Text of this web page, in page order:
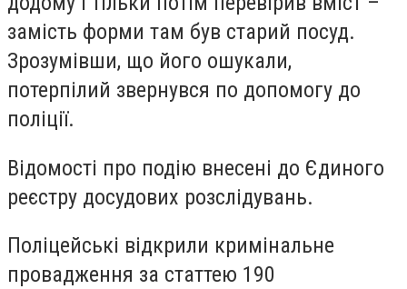
замість форми там був старий посуд.
Зрозумівши, що його ошукали,
потерпілий звернувся по допомогу до
поліції.
Відомості про подію внесені до Єдиного
реєстру досудових розслідувань.
Поліцейські відкрили кримінальне
провадження за статтею 190